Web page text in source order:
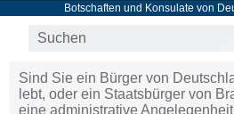
Botschaften und Konsulate von
Sind Sie ein Bürger von
lebt, oder ein Staatsbürger von
eine administrative